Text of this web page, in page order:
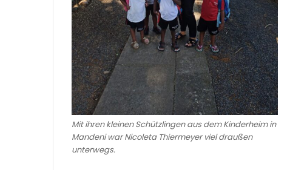
Mit ihren kleinen Schützlingen aus dem Kinderheim in
Mandeni war Nicoleta Thiermeyer viel draußen
unterwegs.